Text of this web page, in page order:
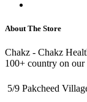
About The Store
Chakz - Chakz
100+ country on our
5/9 Pakcheed